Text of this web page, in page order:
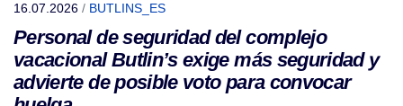
16.07.2026 / BUTLINS_ES
Personal de seguridad del complejo
vacacional Butlin’s exige más seguridad y
advierte de posible voto para convocar